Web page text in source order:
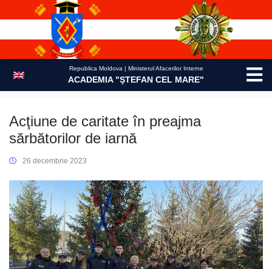
Republica Moldova | Ministerul Afacerilor Interne
ACADEMIA "ŞTEFAN CEL MARE"
Acţiune de caritate în preajma
sărbătorilor de iarnă
26 decembrie 2023